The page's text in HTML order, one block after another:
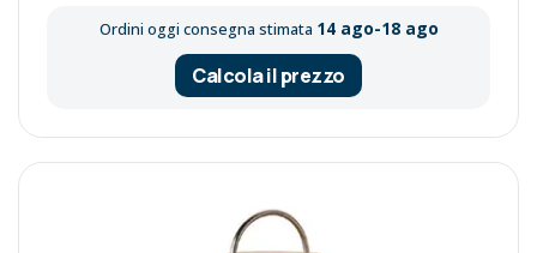
Ordini oggi consegna stimata 14 ago-18 ago
Calcola il prezzo